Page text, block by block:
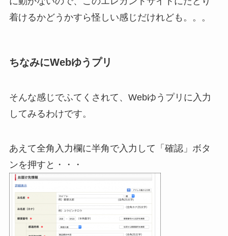
着けるかどうかすら怪しい感じだけれども。。。
ちなみにWebゆうプリ
そんな感じでふてくされて、Webゆうプリに入力
してみるわけです。
あえて全角入力欄に半角で入力して「確認」ボタ
ンを押すと・・・